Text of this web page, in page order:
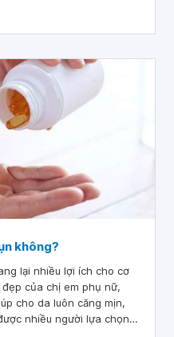
nhang, đặc biệt tàn
không?
lại nhiều lợi ích cho cơ
của chị em phụ nữ,
cho da luôn căng mịn,
nhiều người lựa chọn